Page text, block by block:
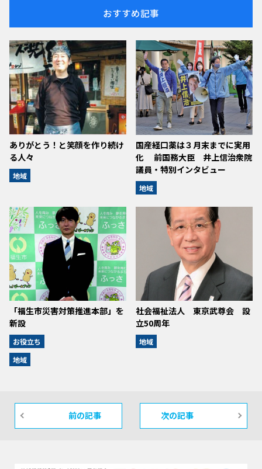
おすすめ記事
ありがとう！と笑顔を作り続け
る人々
地域
国産経口薬は３月末までに実用
化 前国務大臣 井上信治衆院
議員・特別インタビュー
地域
「福生市災害対策推進本部」を
新設
お役立ち
地域
社会福祉法人 東京武尊会 設
立50周年
地域
前の記事 次の記事